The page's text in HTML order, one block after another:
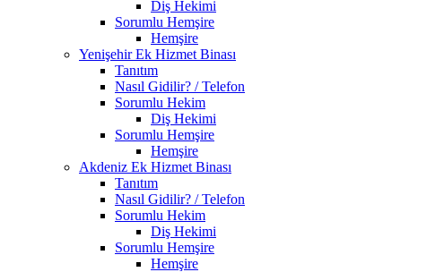
Diş Hekimi
Sorumlu Hemşire
Hemşire
Yenişehir Ek Hizmet Binası
Tanıtım
Nasıl Gidilir? / Telefon
Sorumlu Hekim
Diş Hekimi
Sorumlu Hemşire
Hemşire
Akdeniz Ek Hizmet Binası
Tanıtım
Nasıl Gidilir? / Telefon
Sorumlu Hekim
Diş Hekimi
Sorumlu Hemşire
Hemşire